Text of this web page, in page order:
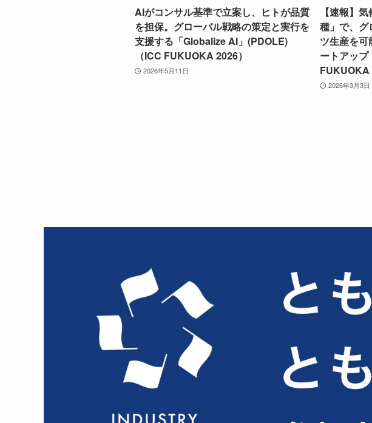
AIがコンサル基準で立案し、ヒトが品質
を担保。グローバル戦略の策定と実行を
支援する「Globalize AI」(PDOLE)
（ICC FUKUOKA 2026）
2026年5月11日
【速報】
種」で、グ
ツ生産を可
ートアッ
FUKUOKA
2026年3月3日